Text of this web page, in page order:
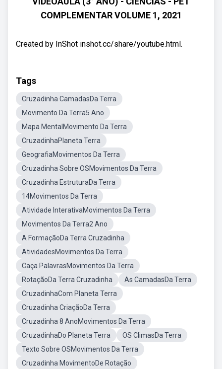
COMPLEMENTAR VOLUME 1, 2021
Created by InShot inshot.cc/share/youtube.html.
Tags
Cruzadinha CamadasDa Terra
Movimento Da Terra5 Ano
Mapa MentalMovimento Da Terra
CruzadinhaPlaneta Terra
GeografiaMovimentos Da Terra
Cruzadinha Sobre OSMovimentos Da Terra
Cruzadinha EstruturaDa Terra
14Movimentos Da Terra
Atividade InterativaMovimentos Da Terra
Movimentos Da Terra2 Ano
A FormaçãoDa Terra Cruzadinha
AtividadesMovimentos Da Terra
Caça PalavrasMovimentos Da Terra
RotaçãoDa Terra Cruzadinha
As CamadasDa Terra
CruzadinhaCom Planeta Terra
Cruzadinha CriaçãoDa Terra
Cruzadinha 8 AnoMovimentos Da Terra
CruzadinhaDo Planeta Terra
OS ClimasDa Terra
Texto Sobre OSMovimentos Da Terra
Cruzadinha MovimentoDe Rotação